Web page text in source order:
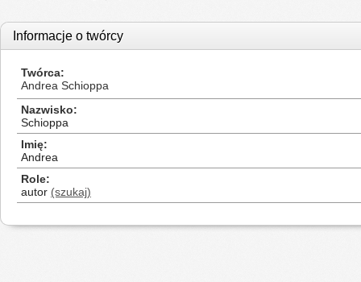
Informacje o twórcy
Twórca
Andrea Schioppa
Nazwisko
Schioppa
Imię
Andrea
Role
autor (szukaj)